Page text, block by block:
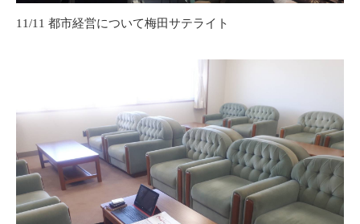
11/11 都市経営について梅田サテライト